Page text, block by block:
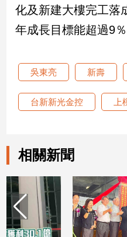
星
座/
命
健
情
術
／
文
創
／
化及新建大樓完工落
年成長目標能超過9％
吳東亮 新壽
台新新光金控 上
相關新聞